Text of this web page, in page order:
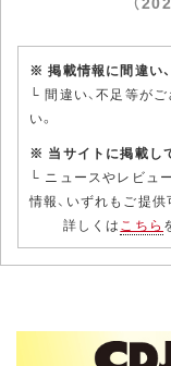
※ 掲載情報に間違い
└ 間違い、不足等がご
い。
※ 当サイトに掲載し
└ ニュースやレビュ
情報、いずれもご提供
詳しくはこちら